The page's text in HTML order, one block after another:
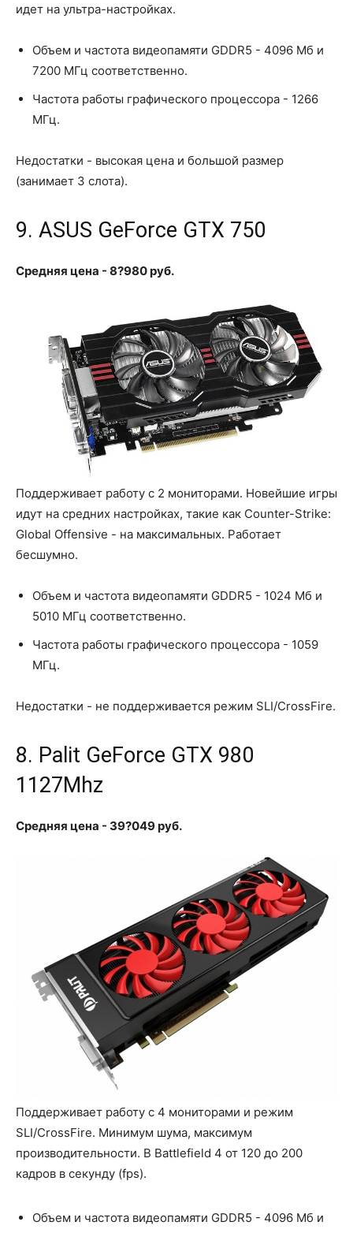
идет на ультра-настройках.
Объем и частота видеопамяти GDDR5 - 4096 Мб и
7200 МГц соответственно.
Частота работы графического процессора - 1266
МГц.
Недостатки - высокая цена и большой размер
(занимает 3 слота).
9. ASUS GeForce GTX 750
Средняя цена - 8?980 руб.
Поддерживает работу с 2 мониторами. Новейшие игры
идут на средних настройках, такие как Counter-Strike:
Global Offensive - на максимальных. Работает
бесшумно.
Объем и частота видеопамяти GDDR5 - 1024 Мб и
5010 МГц соответственно.
Частота работы графического процессора - 1059
МГц.
Недостатки - не поддерживается режим SLI/CrossFire.
8. Palit GeForce GTX 980
1127Mhz
Средняя цена - 39?049 руб.
Поддерживает работу с 4 мониторами и режим
SLI/CrossFire. Минимум шума, максимум
производительности. В Battlefield 4 от 120 до 200
кадров в секунду (fps).
Объем и частота видеопамяти GDDR5 - 4096 Мб и